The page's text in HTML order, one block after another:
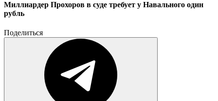
Миллиардер Прохоров в суде требует у Навального один
рубль
Поделиться